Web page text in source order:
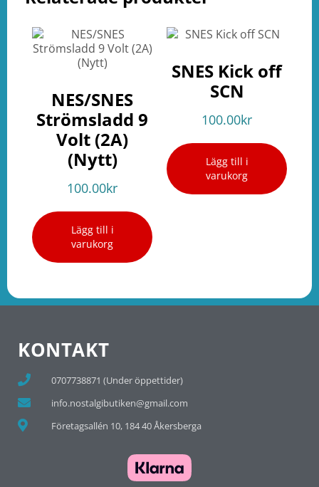
NES/SNES
Strömsladd 9
Volt (2A)
(Nytt)
100.00kr
Lägg till i
varukorg
SNES Kick off
SCN
100.00kr
Lägg till i
varukorg
KONTAKT
0707738871 (Under öppettider)
info.nostalgibutiken@gmail.com
Företagsallén 10, 184 40 Åkersberga